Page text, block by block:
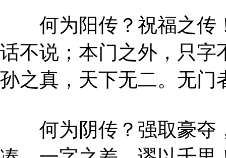
何为阳传？祝福之传
话不说；本门之外，只字
孙之真，天下无二。无门
何为阴传？强取豪夺